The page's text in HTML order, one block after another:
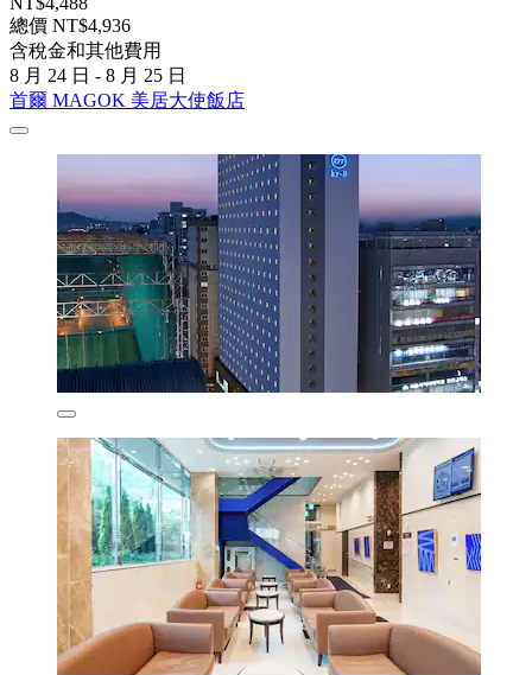
總價 NT$4,936
含稅金和其他費用
8 月 24 日 - 8 月 25 日
首爾 MAGOK 美居大使飯店